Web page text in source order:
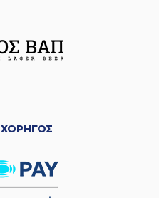
ΧΟΡΗΓΟΣ